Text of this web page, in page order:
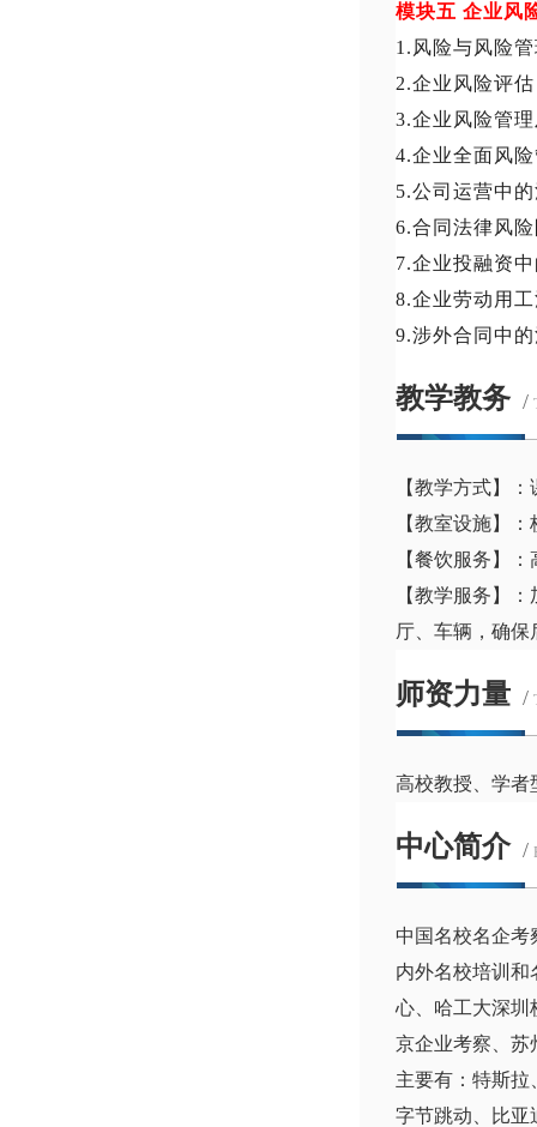
模块五 企业风
1.风险与风险
2.企业风险评估
3.企业风险管
4.企业全面风
5.公司运营中
6.合同法律风
7.企业投融资
8.企业劳动用
9.涉外合同中
教学教务 /
【教学方式】
【教室设施】
【餐饮服务】
【教学服务】
厅、车辆，确保
师资力量 /
高校教授、学者
中心简介 /
中国名校名企
内外名校培训
心、哈工大深圳
京企业考察、苏
主要有：特斯
字节跳动、比亚